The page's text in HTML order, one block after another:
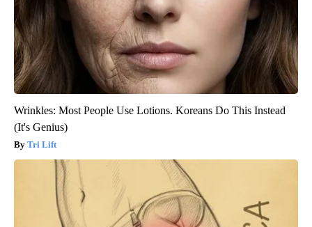
Wrinkles: Most People Use Lotions. Koreans Do This Instead
(It's Genius)
Tri Lift